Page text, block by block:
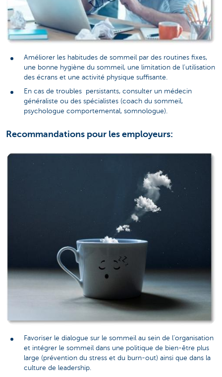
Améliorer les habitudes de sommeil par des routines fixes,
une bonne hygiène du sommeil, une limitation de l’utilisation
des écrans et une activité physique suffisante.
En cas de troubles persistants, consulter un médecin
généraliste ou des spécialistes (coach du sommeil,
psychologue comportemental, somnologue).
Recommandations pour les employeurs:
Favoriser le dialogue sur le sommeil au sein de l’organisation
et intégrer le sommeil dans une politique de bien-être plus
large (prévention du stress et du burn-out) ainsi que dans la
culture de leadership.